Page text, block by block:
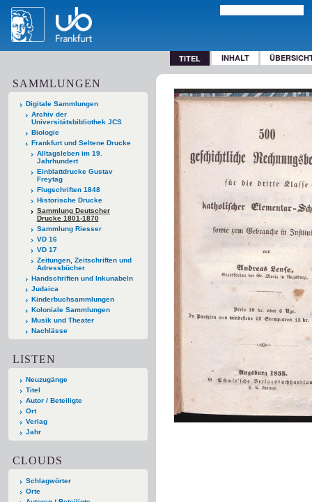
TITEL INHALT
SAMMLUNGEN
Digitale Sammlungen
Archiv der
Universitätsbibliothek JCS
Biologie
Frankfurt und Seltene Drucke
Alltagsleben im 19.
Jahrhundert
Einblattdrucke Gustav
Freytag
Flugschriften 1848
Historische Drucke
Sammlung Deutscher
Drucke 1801-1870
Sammlung Riesser
VD 16
VD 17
Zeitungen, Zeitschriften und
Adressbücher
Handschriften und Inkunabeln
Judaica
Kinderbuchsammlungen
Koloniale Sammlungen
Musik und Theater
Nachlässe
LISTEN
Neuzugänge
Titel
Autor / Beteiligte
Ort
Verlag
Jahr
CLOUDS
Schlagwörter
Orte